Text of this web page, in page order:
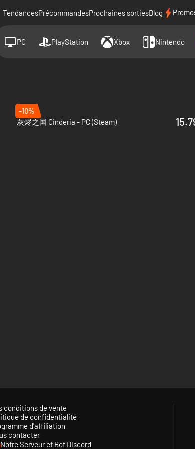
TendancesPrécommandesProchaines sortiesBlog
PC PlayStation Xbox Nintendo
-10%
灰烬之国 Cinderia - PC (Steam)
conditions de vente
de confidentialité
d'affiliation
contacter
Notre Serveur et Bot Discord